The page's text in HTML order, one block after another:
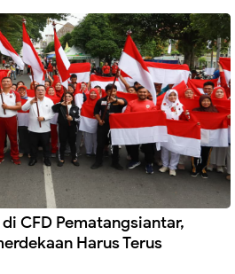
CFD Pematangsiantar,
Harus Terus